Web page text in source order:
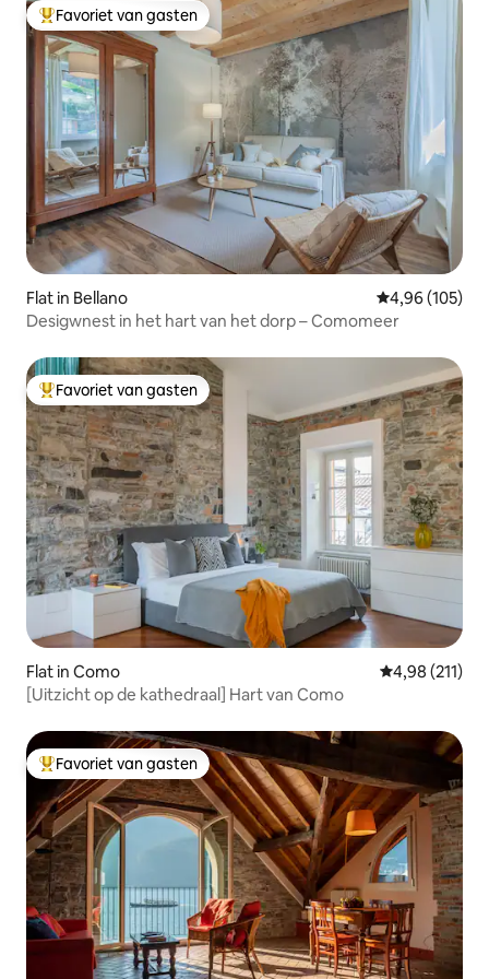
grafsteen op ter nagedachtenis aan
hem. In het kleine kerkhof van Blevio is
het mogelijk om het graf van Giuditta
Pasta te bezoeken die stierf in 1865.
Topfavoriet van gasten
Favoriet van gasten
Flat in Bellano Gemiddelde
4,96 (105)
Desigwnest in het hart van het dorp – Comomeer
Topfavoriet van gasten
Favoriet van gasten
Flat in Como Gemiddelde
4,98 (211)
[Uitzicht op de kathedraal] Hart van Como
Topfavoriet van gasten
Favoriet van gasten